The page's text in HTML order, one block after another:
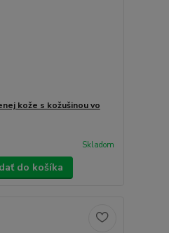
kože s kožušinou vo
Skladom
do košíka